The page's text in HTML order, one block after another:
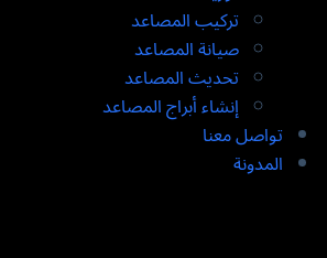
تركيب المصاعد ​
صيانة المصاعد​
تحديث المصاعد​
إنشاء أبراج المصاعد​
تواصل معنا
المدونة